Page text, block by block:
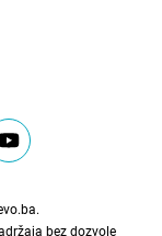
.
bez dozvole